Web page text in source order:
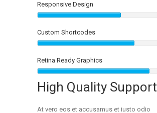
Responsive Design
Custom Shortcodes
Retina Ready Graphics
High Quality Support
At vero eos et accusamus et iusto odio